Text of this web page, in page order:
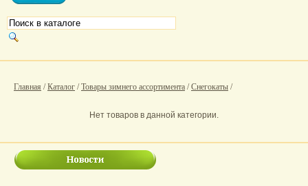
Главная /Каталог /Товары зимнего ассортимента /Снегокаты /
Нет товаров в данной категории.